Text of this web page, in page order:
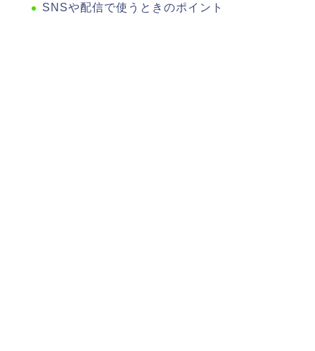
SNSや配信で使うときのポイント